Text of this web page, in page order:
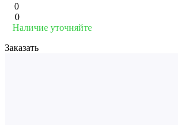
0
0
Наличие уточняйте
Заказать